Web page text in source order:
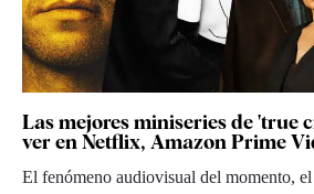
Las mejores miniseries de 'true
ver en Netflix, Amazon Prime
El fenómeno audiovisual del momento,